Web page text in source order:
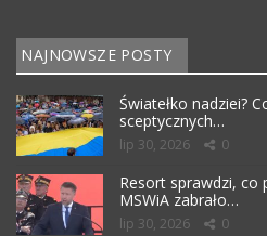
NAJNOWSZE POSTY
Światełko nadziei?
sceptycznych…
lip 30, 2026 0
Resort sprawdzi, co
MSWiA zabrało…
lip 30, 2026 0